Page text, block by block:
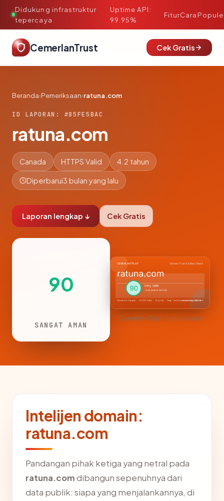
Didukung infrastruktur
tepercaya
·
Uptime API:
99.95%
FiturCara
CemerlanTrust Cek Gratis
Beranda›Pemeriksaan›ratuna.com
ID LAPORAN: #85FE5BAC
ratuna.com
Canada HTTPS Valid 4.2 tahun
Diperbarui3 bulan yang lalu
Laporan lengkap ↓ Cek Gratis
90
SANGAT AMAN
CemerlanTrust · ratuna.com
Intelijen domain:
ratuna.com
Pandangan pihak ketiga yang netral pada
ratuna.comdibangun sepenuhnya dari
data publik: siapa yang menjalankannya, di